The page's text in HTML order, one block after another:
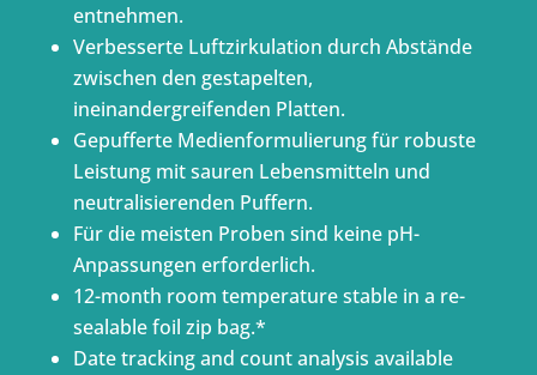
entnehmen.
Verbesserte Luftzirkulation durch Abstände
zwischen den gestapelten,
ineinandergreifenden Platten.
Gepufferte Medienformulierung für robuste
Leistung mit sauren Lebensmitteln und
neutralisierenden Puffern.
Für die meisten Proben sind keine pH-
Anpassungen erforderlich.
12-month room temperature stable in a re-
sealable foil zip bag.*
Date tracking and count analysis available